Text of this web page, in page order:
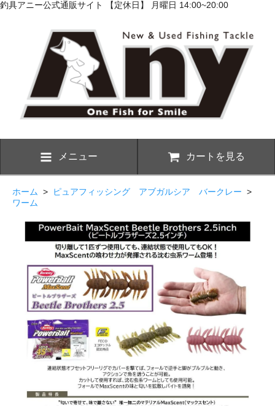
釣具アニー公式通販サイト 【定休日】 月曜日 14:00~20:00
メニュー カートを見る
ホーム > ピュアフィッシング アブガルシア バークレー >
ワーム